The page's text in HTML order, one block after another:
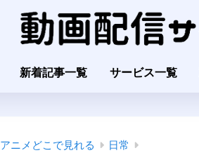
新着記事一覧 サービス一覧
アニメどこで見れる 日常